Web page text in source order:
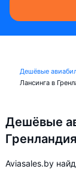
Дешёвые
Лансинга в
Дешёвые
Aviasales.by